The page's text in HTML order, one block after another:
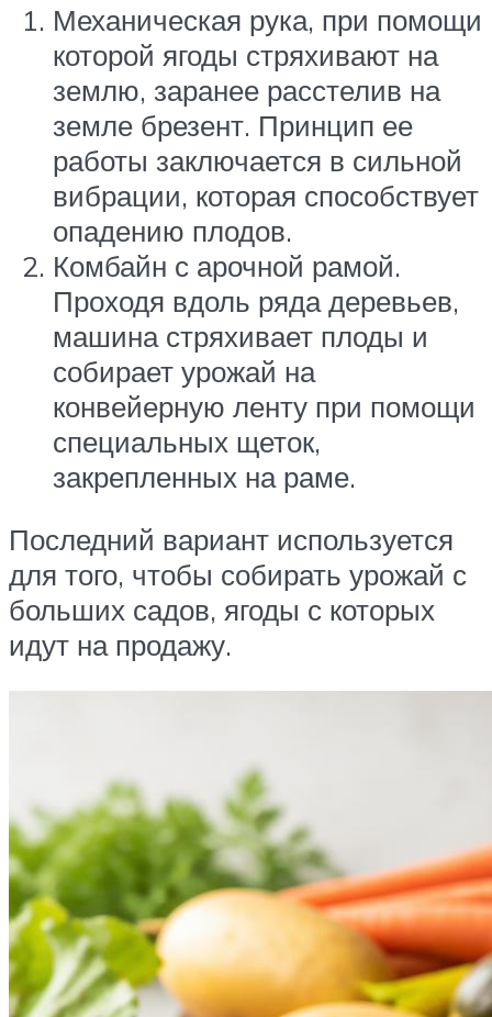
Механическая рука, при помощи
которой ягоды стряхивают на
землю, заранее расстелив на
земле брезент. Принцип ее
работы заключается в сильной
вибрации, которая способствует
опадению плодов.
Комбайн с арочной рамой.
Проходя вдоль ряда деревьев,
машина стряхивает плоды и
собирает урожай на
конвейерную ленту при помощи
специальных щеток,
закрепленных на раме.
Последний вариант используется
для того, чтобы собирать урожай с
больших садов, ягоды с которых
идут на продажу.